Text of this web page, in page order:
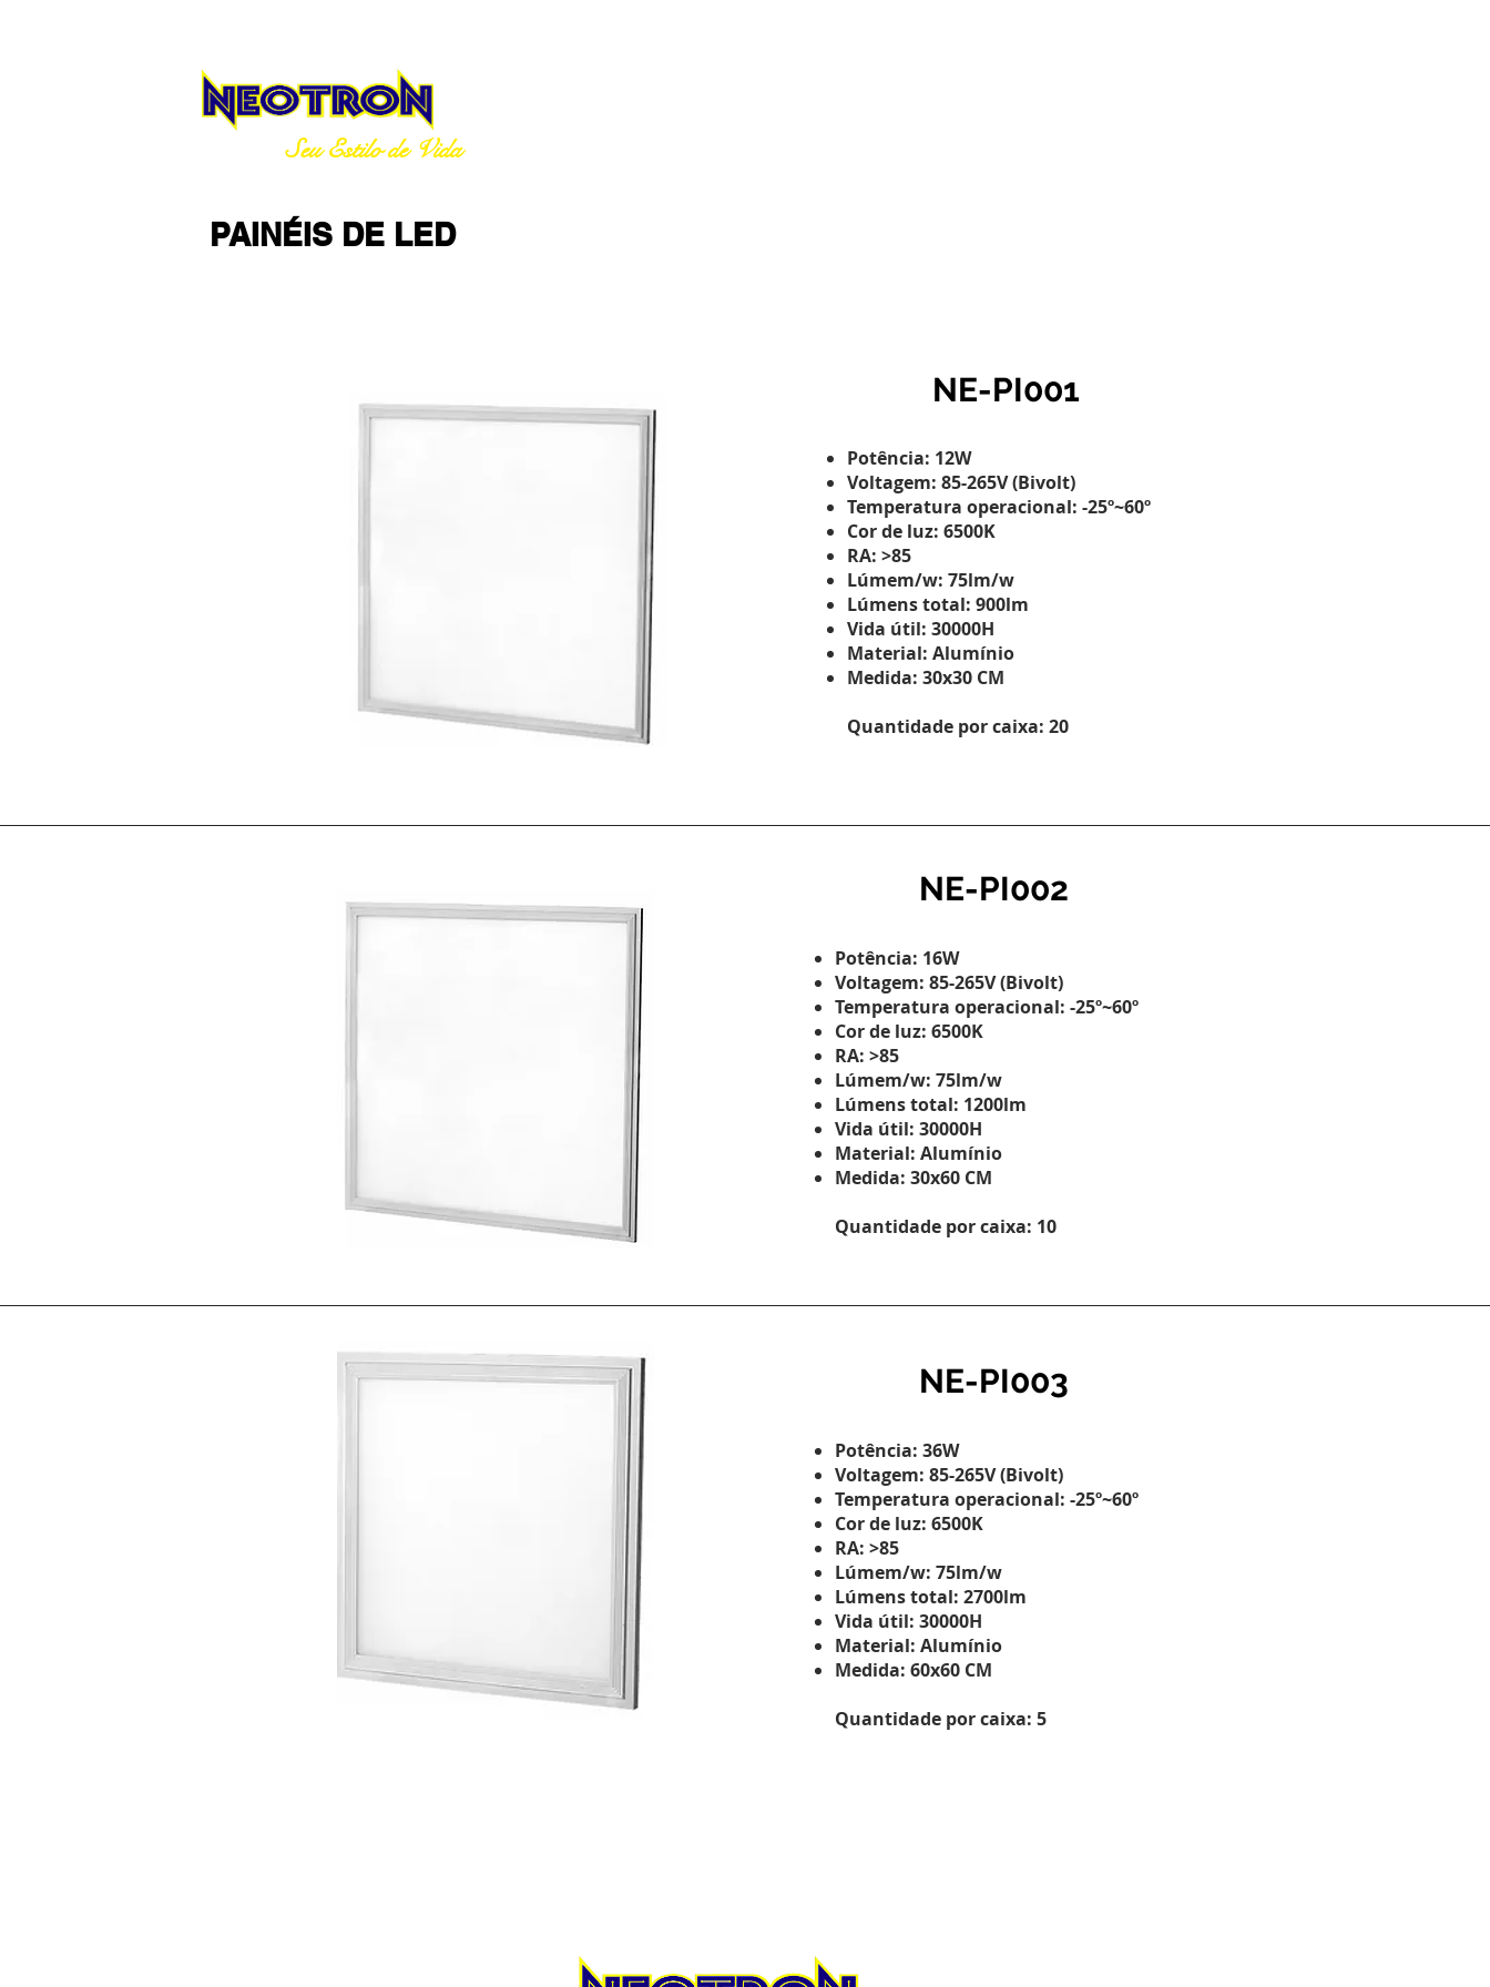
Seu Estilo de Vida
PAINÉIS DE LED
NE-PI001
Potência: 12W
Voltagem: 85-265V (Bivolt)
Temperatura operacional: -25º~60º
Cor de luz: 6500K
RA: >85
Lúmem/w: 75lm/w
Lúmens total: 900lm
Vida útil: 30000H
Material: Alumínio
Medida: 30x30 CM
Quantidade por caixa: 20
NE-PI002
Potência: 16W
Voltagem: 85-265V (Bivolt)
Temperatura operacional: -25º~60º
Cor de luz: 6500K
RA: >85
Lúmem/w: 75lm/w
Lúmens total: 1200lm
Vida útil: 30000H
Material: Alumínio
Medida: 30x60 CM
Quantidade por caixa: 10
NE-PI003
Potência: 36W
Voltagem: 85-265V (Bivolt)
Temperatura operacional: -25º~60º
Cor de luz: 6500K
RA: >85
Lúmem/w: 75lm/w
Lúmens total: 2700lm
Vida útil: 30000H
Material: Alumínio
Medida: 60x60 CM
Quantidade por caixa: 5